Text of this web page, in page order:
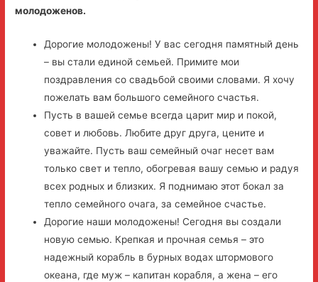
молодоженов.
Дорогие молодожены! У вас сегодня памятный день
– вы стали единой семьей. Примите мои
поздравления со свадьбой своими словами. Я хочу
пожелать вам большого семейного счастья.
Пусть в вашей семье всегда царит мир и покой,
совет и любовь. Любите друг друга, цените и
уважайте. Пусть ваш семейный очаг несет вам
только свет и тепло, обогревая вашу семью и радуя
всех родных и близких. Я поднимаю этот бокал за
тепло семейного очага, за семейное счастье.
Дорогие наши молодожены! Сегодня вы создали
новую семью. Крепкая и прочная семья – это
надежный корабль в бурных водах штормового
океана, где муж – капитан корабля, а жена – его